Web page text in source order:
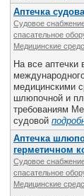
Аптечка
Судовое
спасательное
Медицинские
На все аптечки
медицинскими
шлюпочной и
требованиям
судовой
Аптечка
герметичном
Судовое
спасательное
Медицинские